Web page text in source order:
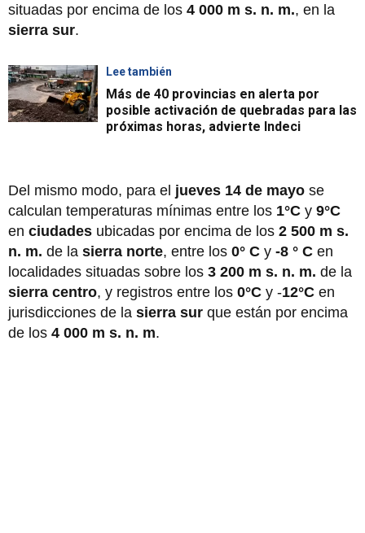
situadas por encima de los 4 000 m s. n. m., en la
sierra sur.
Lee también
Más de 40 provincias en alerta por
posible activación de quebradas para las
próximas horas, advierte Indeci
Del mismo modo, para el jueves 14 de mayo se
calculan temperaturas mínimas entre los 1°C y 9°C
en ciudades ubicadas por encima de los 2 500 m s.
n. m. de la sierra norte, entre los 0° C y -8 ° C en
localidades situadas sobre los 3 200 m s. n. m. de la
sierra centro, y registros entre los 0°C y -12°C en
jurisdicciones de la sierra sur que están por encima
de los 4 000 m s. n. m.